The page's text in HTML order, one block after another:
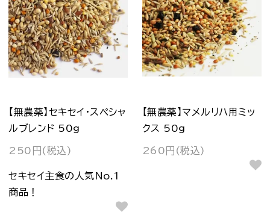
【無農薬】セキセイ・スペシャ
ルブレンド 50g
250円(税込)
セキセイ主食の人気No.1
商品！
【無農薬】マメルリハ用ミッ
クス 50g
260円(税込)